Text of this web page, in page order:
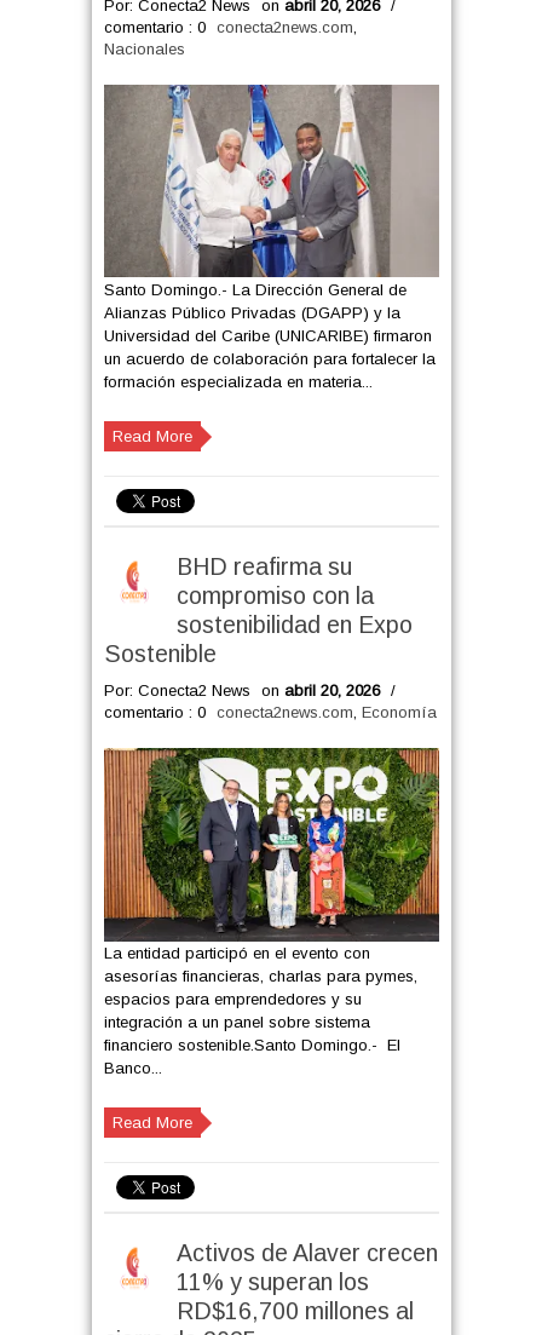
Por: Conecta2 News on abril 20, 2026
/
comentario : 0
conecta2news.com,
Nacionales
Santo Domingo.- La Dirección General de
Alianzas Público Privadas (DGAPP) y la
Universidad del Caribe (UNICARIBE) firmaron
un acuerdo de colaboración para fortalecer la
formación especializada en materia...
Read More
BHD reafirma su
compromiso con la
sostenibilidad en Expo
Sostenible
Por: Conecta2 News on abril 20, 2026
/
comentario : 0
conecta2news.com, Economía
La entidad participó en el evento con
asesorías financieras, charlas para pymes,
espacios para emprendedores y su
integración a un panel sobre sistema
financiero sostenible.Santo Domingo.- El
Banco...
Read More
Activos de Alaver crecen
11% y superan los
RD$16,700 millones al